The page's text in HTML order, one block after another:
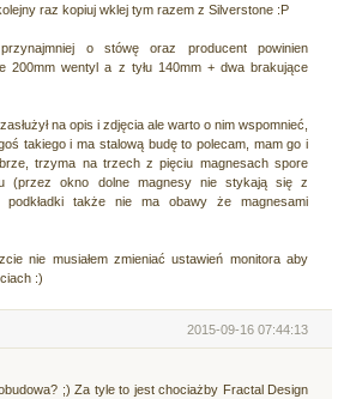
raz kopiuj wklej tym razem z Silverstone :P
o stówę oraz producent powinien
200mm wentyl a z tyłu 140mm + dwa brakujące
na opis i zdjęcia ale warto o nim wspomnieć,
takiego i ma stalową budę to polecam, mam go i
trzyma na trzech z pięciu magnesach spore
(przez okno dolne magnesy nie stykają się z
podkładki także nie ma obawy że magnesami
nie musiałem zmieniać ustawień monitora aby
:)
2015-09-16 07:44:13
;) Za tyle to jest chociażby Fractal Design